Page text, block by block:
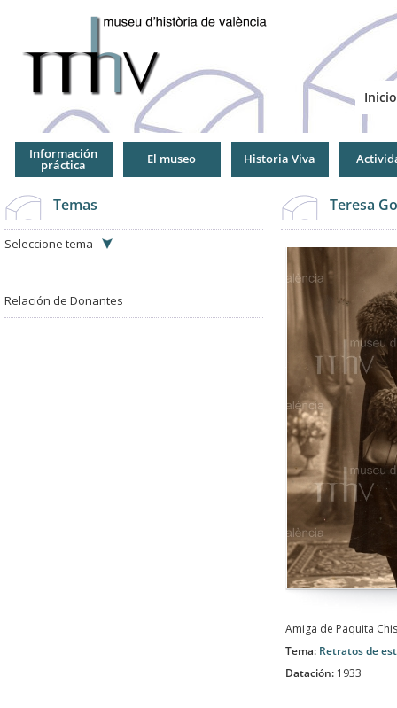
Inicio
Información
práctica El museo Historia Viva
Temas
Seleccione tema
Relación de Donantes
Teresa
Amiga de Paquita
Tema: Retratos de
Datación: 1933